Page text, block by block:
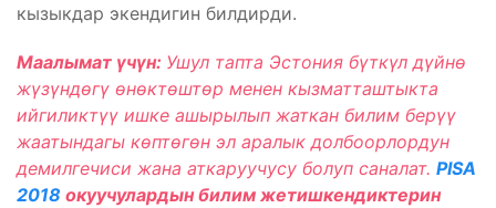
кызыкдар экендигин билдирди.
Маалымат үчүн: Ушул тапта Эстония бүткүл дүйнө
жүзүндөгү өнөктөштөр менен кызматташтыкта
ийгиликтүү ишке ашырылып жаткан билим берүү
жаатындагы көптөгөн эл аралык долбоорлордун
демилгечиси жана аткаруучусу болуп саналат. PISA
2018 окуучулардын билим жетишкендиктерин